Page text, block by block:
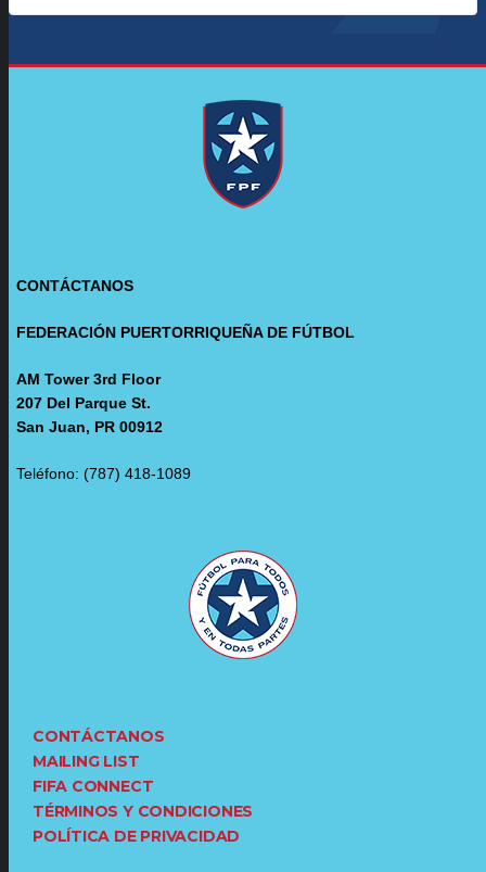
CONTÁCTANOS
FEDERACIÓN PUERTORRIQUEÑA DE FÚTBOL
AM Tower 3rd Floor
207 Del Parque St.
San Juan, PR 00912
Teléfono: (787) 418-1089
CONTÁCTANOS
MAILING LIST
FIFA CONNECT
TÉRMINOS Y CONDICIONES
POLÍTICA DE PRIVACIDAD